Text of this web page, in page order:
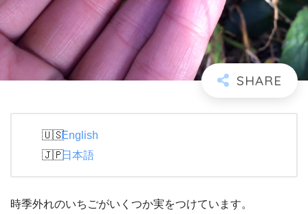
English
日本語
時季外れのいちごがいくつか実をつけています。